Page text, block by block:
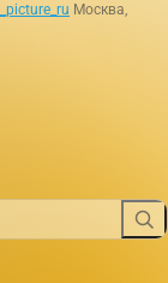
Москва,